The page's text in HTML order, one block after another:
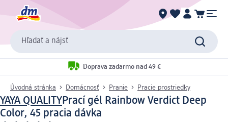
Hľadať a nájsť
Doprava zadarmo nad 49 €
Úvodná stránka Domácnosť Pranie Pracie prostriedky
YAYA QUALITYPrací gél Rainbow Verdict Deep
Color, 45 pracia dávka